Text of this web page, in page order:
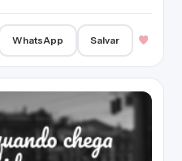
WhatsApp Salvar